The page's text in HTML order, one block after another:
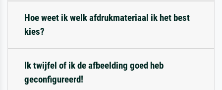
Hoe weet ik welk afdrukmateriaal ik het best
kies?
Ik twijfel of ik de afbeelding goed heb
geconfigureerd!